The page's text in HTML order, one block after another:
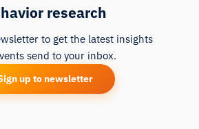
research
to get the latest insights
send to your inbox.
up to newsletter